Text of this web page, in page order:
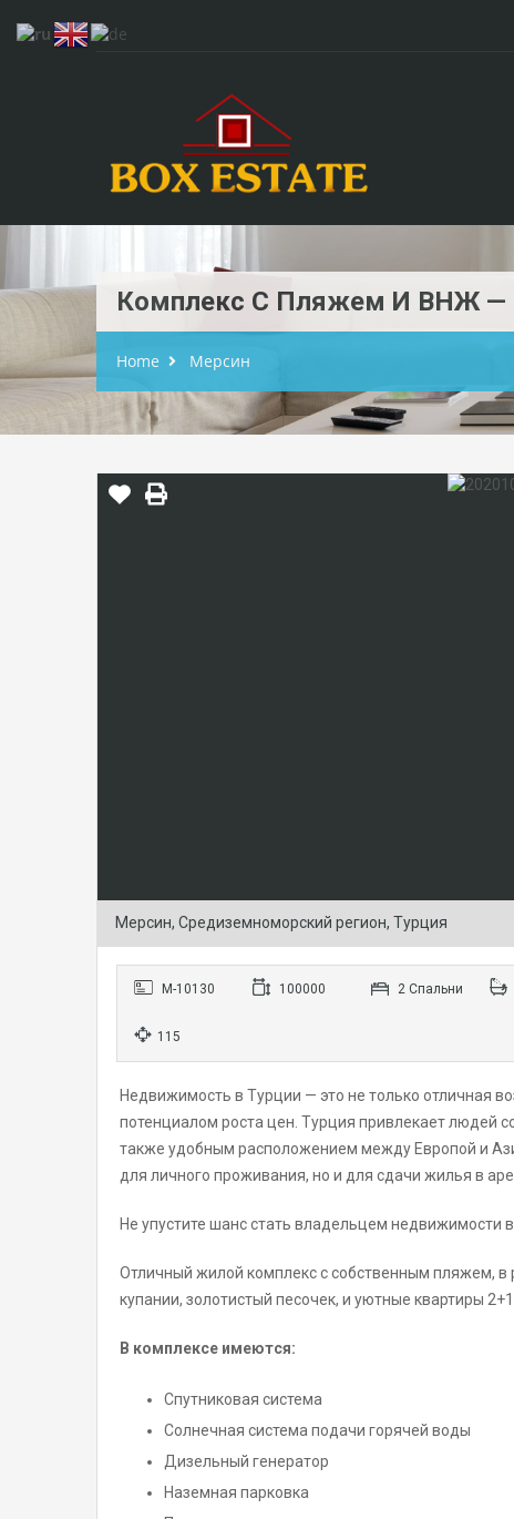
Комплекс С Пляжем И ВНЖ —
Home Мерсин
Мерсин, Средиземноморский регион, Турция
М-10130 100000 2 Cпальни
115
Недвижимость в Турции — это не только отличная
потенциалом роста цен. Турция привлекает людей
также удобным расположением между Европой и
для личного проживания, но и для сдачи жилья в
Не упустите шанс стать владельцем недвижимости
Отличный жилой комплекс с собственным пляжем,
купании, золотистый песочек, и уютные квартиры 2+1
В комплексе имеются:
Спутниковая система
Солнечная система подачи горячей воды
Дизельный генератор
Наземная парковка